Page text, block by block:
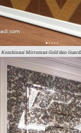
Kombinasi Mirromax Gold dan